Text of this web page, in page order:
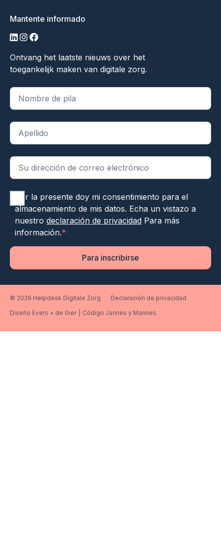
Mantente informado
linkedin
instagram
facebook
Ontvang het laatste nieuws over het
toegankelijk maken van digitale zorg.
"*" indica campos obligatorios
Por la presente doy mi consentimiento para el
almacenamiento de mis datos. Echa un vistazo a
nuestrodeclaración de privacidad Para más
información.*
Para inscribirse
© 2026 Helpdesk Digitale Zorg
Declaración de privacidad
Diseño Evers + de Gier
Código Jannes y Mannes